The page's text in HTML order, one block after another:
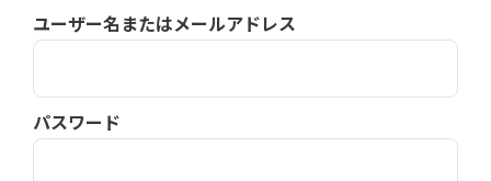
ユーザー名またはメールアドレス
パスワード